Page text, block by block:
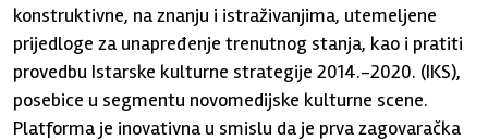
konstruktivne, na znanju i istraživanjima, utemeljene
prijedloge za unapređenje trenutnog stanja, kao i pratiti
provedbu Istarske kulturne strategije 2014.-2020. (IKS),
posebice u segmentu novomedijske kulturne scene.
Platforma je inovativna u smislu da je prva zagovaračka